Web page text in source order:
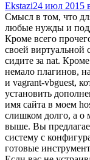
Ekstazi24 июл 2015
Смысл в том, что
любые нужды и
Кроме всего
своей виртуальной
сидите за nat.
немало плагинов,
и vagrant-vbguest,
установить
имя сайта в моем
слишком долго, а о
выше. Вы
систему с
готовые